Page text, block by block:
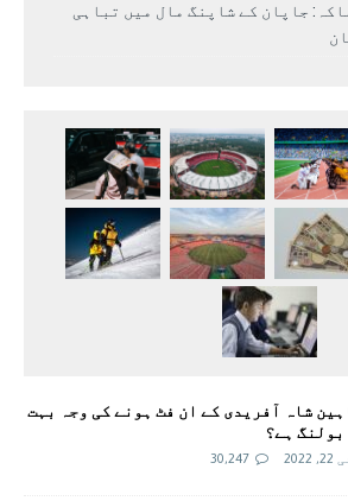
جاپان کے شاپنگ مال میں تباہی
شاہ آفریدی کے ان فٹ ہونے کی وجہ بہت
ہے؟
30,247